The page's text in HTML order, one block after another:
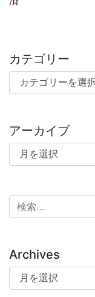
カテゴリー
カテゴリー
アーカイブ
アーカイブ
検索:
Archives
Archives